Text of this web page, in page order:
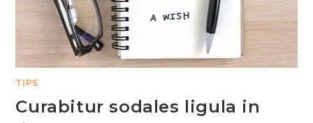
TIPS
Curabitur sodales ligula in